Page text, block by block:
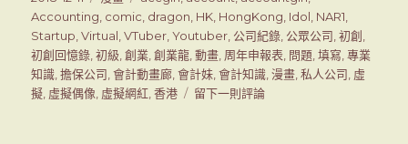
表
於
類
籤
Accounting comic dragon HK HongKong Idol NAR1
Startup ,Virtual ,VTuber ,Youtuber 公司紀錄 公眾公司 ,初創
初創回憶錄 ,初級 ,創業 ,創業龍 ,動畫 周年申報表 問題 ,填寫 ,專業
知識 ,擔保公司 ,會計動畫廊 ,會計妹 ,會計知識 ,漫畫 ,私人公司 虛
擬 虛擬偶像 虛擬網紅 ,香港 留下一則評論